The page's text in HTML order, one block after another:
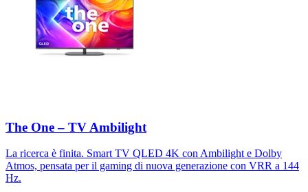
The One – TV Ambilight
La ricerca è finita. Smart TV QLED 4K con Ambilight e Dolby
Atmos, pensata per il gaming di nuova generazione con VRR a 144
Hz.